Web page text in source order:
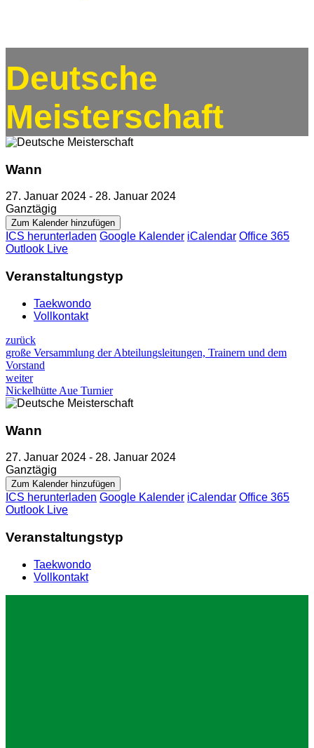
Deutsche
Meisterschaft
Wann
27. Januar 2024 - 28. Januar 2024
Ganztägig
Zum Kalender hinzufügen
ICS herunterladen Google Kalender iCalendar Office 365
Outlook Live
Veranstaltungstyp
Taekwondo
Vollkontakt
zurück
große Versammlung der Abteilungsleitungen, Trainern und dem
Vorstand
weiter
Nickelhütte Aue Turnier
Wann
27. Januar 2024 - 28. Januar 2024
Ganztägig
Zum Kalender hinzufügen
ICS herunterladen Google Kalender iCalendar Office 365
Outlook Live
Veranstaltungstyp
Taekwondo
Vollkontakt